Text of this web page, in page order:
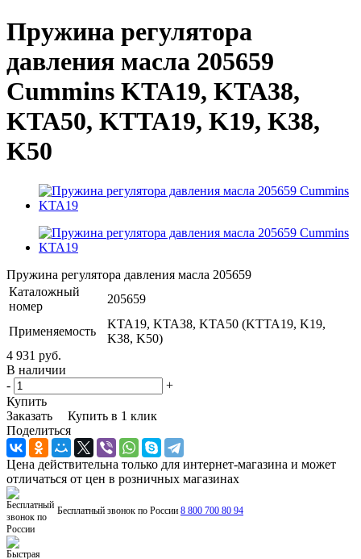
Пружина регулятора
давления масла 205659
Cummins KTA19, KTA38,
KTA50, KTTA19, K19, K38,
K50
Пружина регулятора давления масла 205659
Каталожный
номер
205659
Применяемость
KTA19, KTA38, KTA50 (KTTA19, K19,
K38, K50)
4 931 руб.
В наличии
-
+
Купить
Заказать
Купить в 1 клик
Поделиться
Цена действительна только для интернет-магазина и может
отличаться от цен в розничных магазинах
Бесплатный звонок по России 8 800 700 80 94